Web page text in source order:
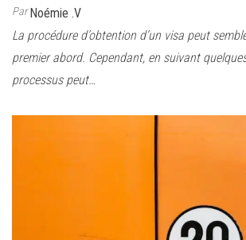
ParNoémie .V
La procédure d’obtention d’un visa peut
premier abord. Cependant, en suivant
processus peut…